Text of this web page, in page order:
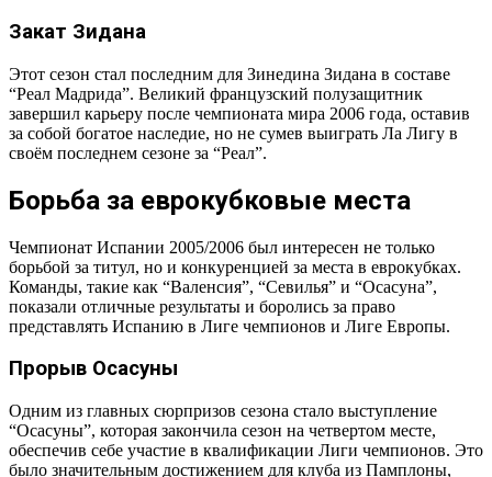
Закат Зидана
Этот сезон стал последним для Зинедина Зидана в составе
“Реал Мадрида”. Великий французский полузащитник
завершил карьеру после чемпионата мира 2006 года, оставив
за собой богатое наследие, но не сумев выиграть Ла Лигу в
своём последнем сезоне за “Реал”.
Борьба за еврокубковые места
Чемпионат Испании 2005/2006 был интересен не только
борьбой за титул, но и конкуренцией за места в еврокубках.
Команды, такие как “Валенсия”, “Севилья” и “Осасуна”,
показали отличные результаты и боролись за право
представлять Испанию в Лиге чемпионов и Лиге Европы.
Прорыв Осасуны
Одним из главных сюрпризов сезона стало выступление
“Осасуны”, которая закончила сезон на четвертом месте,
обеспечив себе участие в квалификации Лиги чемпионов. Это
было значительным достижением для клуба из Памплоны,